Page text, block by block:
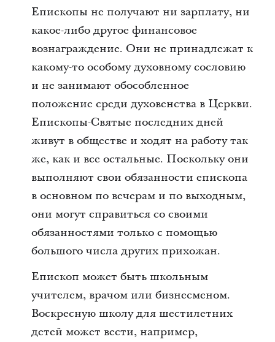
Епископы не получают ни зарплату, ни
какое-либо другое финансовое
вознаграждение. Они не принадлежат к
какому-то особому духовному сословию
и не занимают обособленное
положение среди духовенства в Церкви.
Епископы-Святые последних дней
живут в обществе и ходят на работу так
же, как и все остальные. Поскольку они
выполняют свои обязанности епископа
в основном по вечерам и по выходным,
они могут справиться со своими
обязанностями только с помощью
большого числа других прихожан.
Епископ может быть школьным
учителем, врачом или бизнесменом.
Воскресную школу для шестилетних
детей может вести, например,